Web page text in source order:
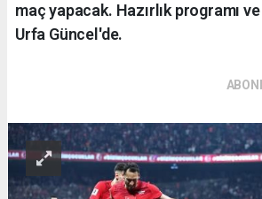
maç yapacak. Hazırlık programı
Urfa Güncel'de.